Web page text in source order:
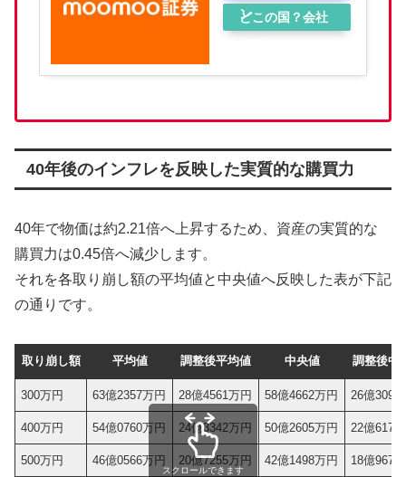
ン
どこの国？会社
40年後のインフレを反映した実質的な購買力
40年で物価は約2.21倍へ上昇するため、資産の実質的な
購買力は0.45倍へ減少します。
それを各取り崩し額の平均値と中央値へ反映した表が下記
の通りです。
取り崩し額 平均値 調整後平均値 中央値 調整後中
300万円 63億2357万円 28億4561万円 58億4662万円 26億3098
400万円 54億0760万円 24億3342万円 50億2605万円 22億6172
500万円 46億0566万円 20億7255万円 42億1498万円 18億9674
スクロールできます